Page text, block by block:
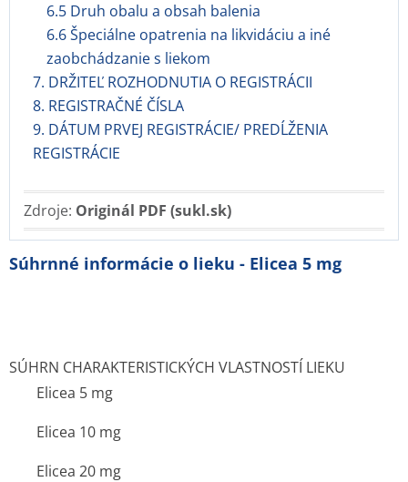
6.5 Druh obalu a obsah balenia
6.6 Špeciálne opatrenia na likvidáciu a iné
zaobchádzanie s liekom
7. DRŽITEĽ ROZHODNUTIA O REGISTRÁCII
8. REGISTRAČNÉ ČÍSLA
9. DÁTUM PRVEJ REGISTRÁCIE/ PREDĹŽENIA
REGISTRÁCIE
Zdroje: Originál PDF (sukl.sk)
Súhrnné informácie o lieku - Elicea 5 mg
SÚHRN CHARAKTERISTICKÝCH VLASTNOSTÍ LIEKU
Elicea 5 mg
Elicea 10 mg
Elicea 20 mg